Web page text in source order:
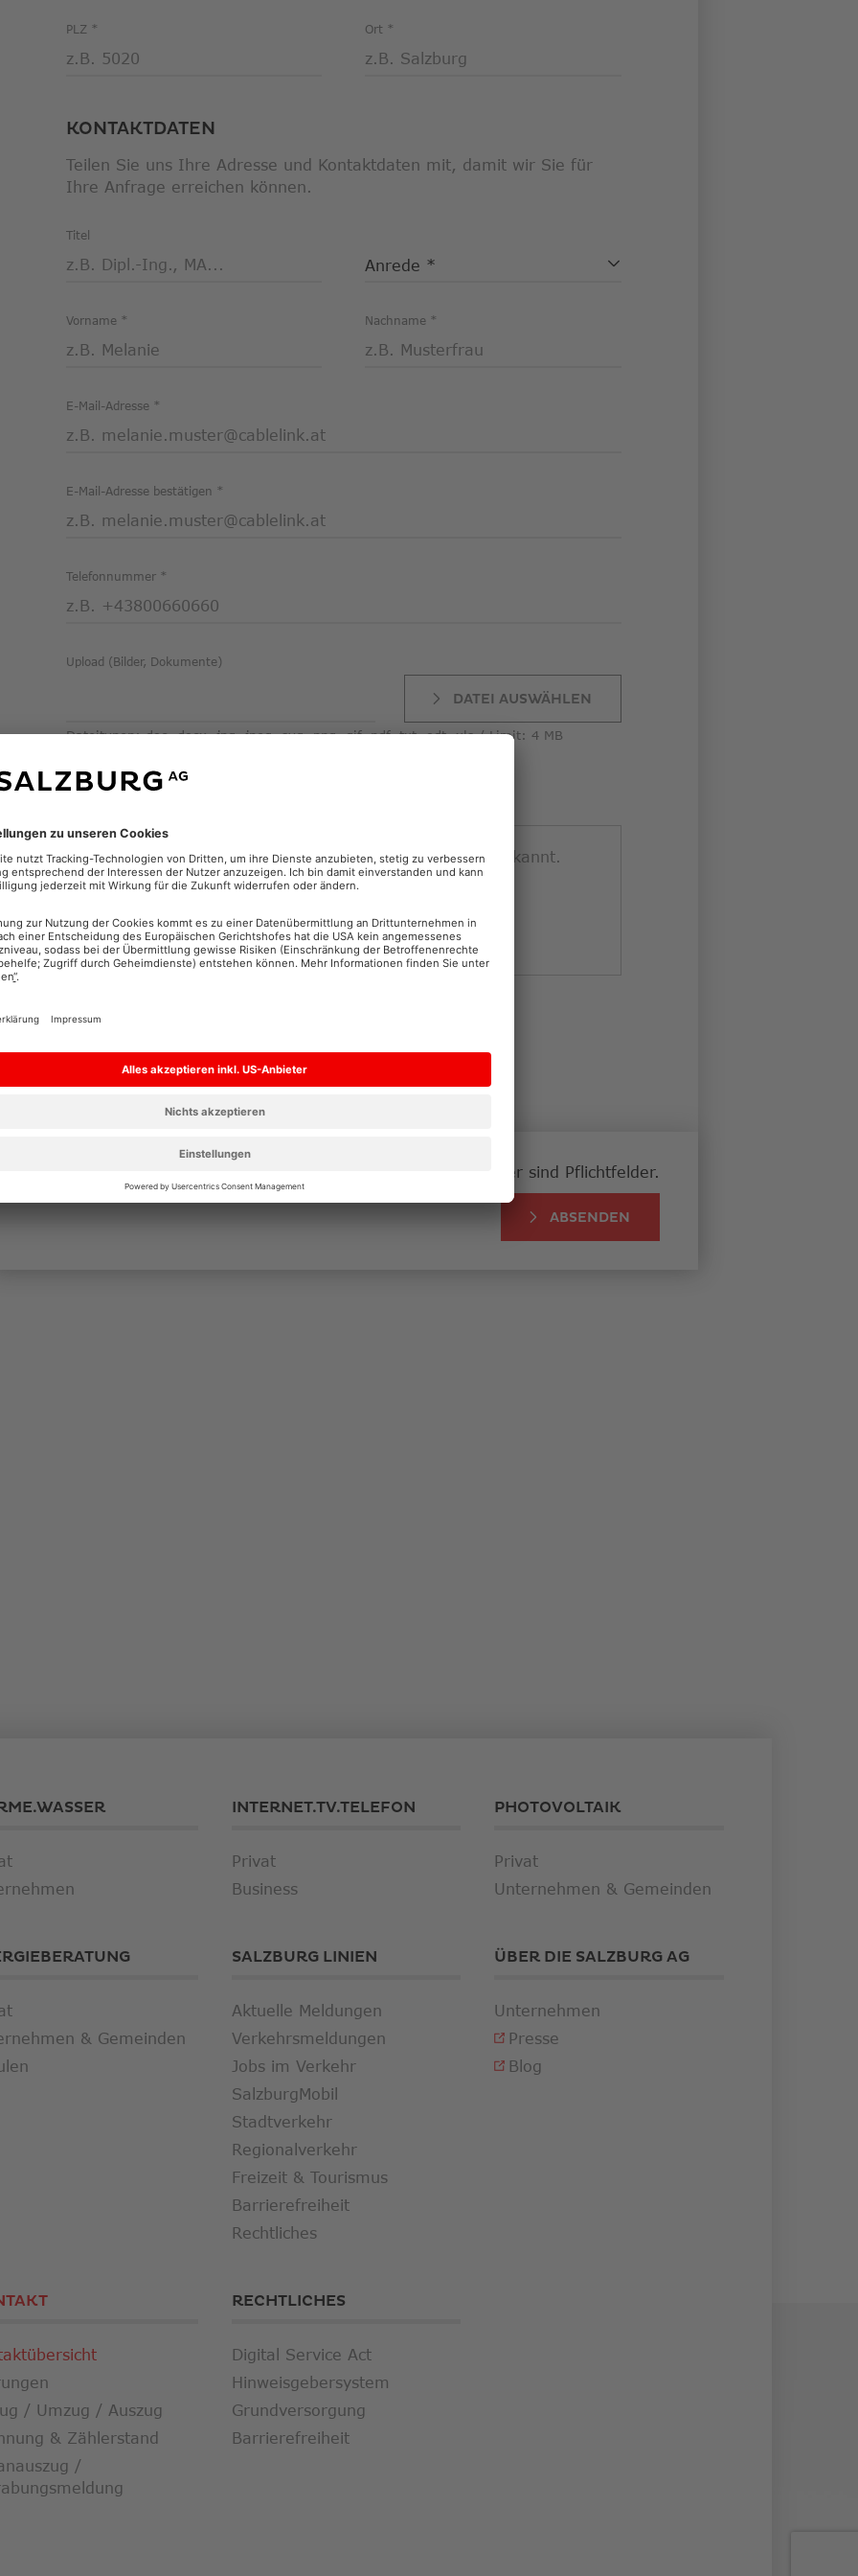
PLZ Ort
KONTAKTDATEN
Teilen Sie uns Ihre Adresse und Kontaktdaten mit, damit wir Sie für
Ihre Anfrage erreichen können.
Titel
Anrede
Vorname Nachname
E-Mail-Adresse
E-Mail-Adresse bestätigen
Telefonnummer
Upload (Bilder, Dokumente)
DATEI AUSWÄHLEN
Dateitypen: doc, docx, jpg, jpeg, svg, png, gif, pdf, txt, odt, xls Limit: 4 MB
Alle Informationen zum Datenschutz finden Sie
Mit * gekennzeichnete Felder sind Pflichtfelder.
ABSENDEN
INTERNET.TV.TELEFON
Privat
Business
PHOTOVOLTAIK
Privat
Unternehmen & Gemeinden
& Gemeinden
SALZBURG LINIEN
Aktuelle Meldungen
Verkehrsmeldungen
Jobs im Verkehr
SalzburgMobil
Stadtverkehr
Regionalverkehr
Freizeit & Tourismus
Barrierefreiheit
Rechtliches
ÜBER DIE SALZBURG AG
Unternehmen
Presse
Blog
/ Umzug / Auszug
& Zählerstand
/
RECHTLICHES
Digital Service Act
Hinweisgebersystem
Grundversorgung
Barrierefreiheit